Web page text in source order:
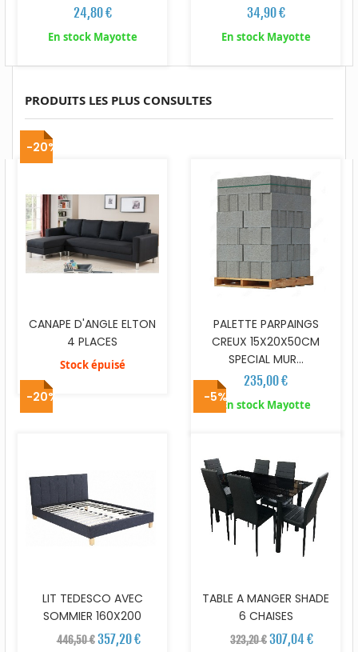
24,80 €
En stock Mayotte
34,90 €
En stock Mayotte
PRODUITS LES PLUS CONSULTES
-20%
CANAPE D'ANGLE ELTON
4 PLACES
Stock épuisé
PALETTE PARPAINGS
CREUX 15X20X50CM
SPECIAL MUR...
235,00 €
En stock Mayotte
-20%
LIT TEDESCO AVEC
SOMMIER 160X200
446,50 € 357,20 €
-5%
TABLE A MANGER SHADE
6 CHAISES
323,20 €307,04 €